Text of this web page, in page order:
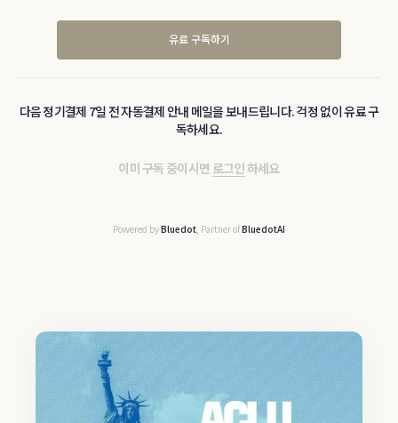
유료 구독하기
다음 정기결제 7일 전 자동결제 안내 메일을 보내드립니다. 걱정 없이 유료 구
독하세요.
이미 구독 중이시면 로그인 하세요
Powered byBluedot, Partner ofBluedotAI